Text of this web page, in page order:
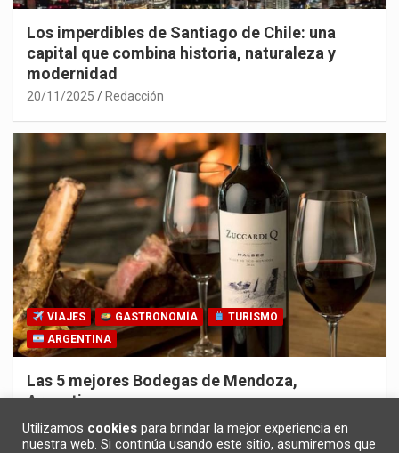
Los imperdibles de Santiago de Chile: una
capital que combina historia, naturaleza y
modernidad
20/11/2025 Redacción
VIAJES GASTRONOMÍA
TURISMO
ARGENTINA
Las 5 mejores Bodegas de Mendoza,
Argentina
30/10/2025 Redacción
Utilizamos cookies para brindar la mejor experiencia en
nuestra web. Si continúa usando este sitio, asumiremos que